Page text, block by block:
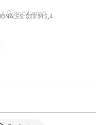
$23.512,4
Grano Largo